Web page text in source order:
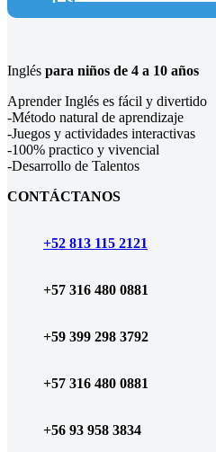
Inglés para niños de 4 a 10 años
Aprender Inglés es fácil y divertido
-Método natural de aprendizaje
-Juegos y actividades interactivas
-100% practico y vivencial
-Desarrollo de Talentos
CONTÁCTANOS
+52 813 115 2121
+57 316 480 0881
+59 399 298 3792
+57 316 480 0881
+56 93 958 3834